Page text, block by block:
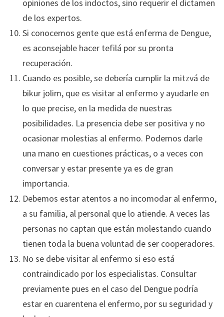
opiniones de los indoctos, sino requerir el dictamen
de los expertos.
Si conocemos gente que está enferma de Dengue,
es aconsejable hacer tefilá por su pronta
recuperación.
Cuando es posible, se debería cumplir la mitzvá de
bikur jolim, que es visitar al enfermo y ayudarle en
lo que precise, en la medida de nuestras
posibilidades. La presencia debe ser positiva y no
ocasionar molestias al enfermo. Podemos darle
una mano en cuestiones prácticas, o a veces con
conversar y estar presente ya es de gran
importancia.
Debemos estar atentos a no incomodar al enfermo,
a su familia, al personal que lo atiende. A veces las
personas no captan que están molestando cuando
tienen toda la buena voluntad de ser cooperadores.
No se debe visitar al enfermo si eso está
contraindicado por los especialistas. Consultar
previamente pues en el caso del Dengue podría
estar en cuarentena el enfermo, por su seguridad y